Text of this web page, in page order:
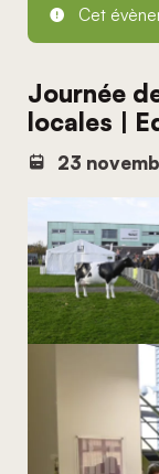
Cet
Journée
locales |
23